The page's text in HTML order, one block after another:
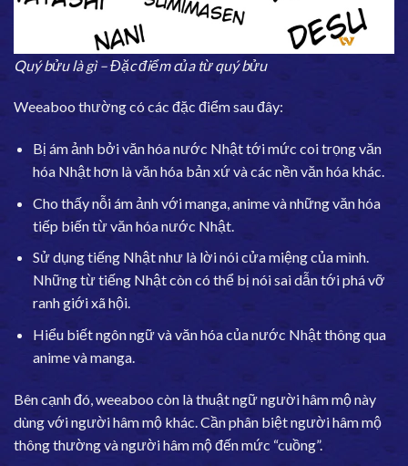
Quý bửu là gì – Đặc điểm của từ quý bửu
Weeaboo thường có các đặc điểm sau đây:
Bị ám ảnh bởi văn hóa nước Nhật tới mức coi trọng văn
hóa Nhật hơn là văn hóa bản xứ và các nền văn hóa khác.
Cho thấy nỗi ám ảnh với manga, anime và những văn hóa
tiếp biến từ văn hóa nước Nhật.
Sử dụng tiếng Nhật như là lời nói cửa miệng của mình.
Những từ tiếng Nhật còn có thể bị nói sai dẫn tới phá vỡ
ranh giới xã hội.
Hiểu biết ngôn ngữ và văn hóa của nước Nhật thông qua
anime và manga.
Bên cạnh đó, weeaboo còn là thuật ngữ người hâm mộ này
dùng với người hâm mộ khác. Cần phân biệt người hâm mộ
thông thường và người hâm mộ đến mức “cuồng”.